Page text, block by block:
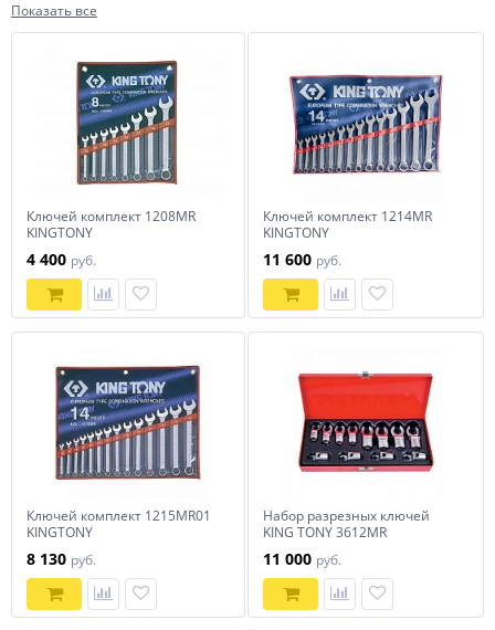
Показать все
Ключей комплект 1208MR
KINGTONY
4 400 руб.
Ключей комплект 1214MR
KINGTONY
11 600 руб.
Ключей комплект 1215MR01
KINGTONY
8 130 руб.
Набор разрезных ключей
KING TONY 3612MR
11 000 руб.